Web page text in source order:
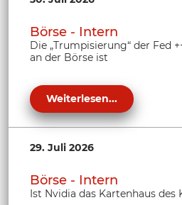
Börse - Intern
Die „Trumpisierung“ der Fed
an der Börse ist
Weiterlesen...
29. Juli 2026
Börse - Intern
Ist Nvidia das Kartenhaus des